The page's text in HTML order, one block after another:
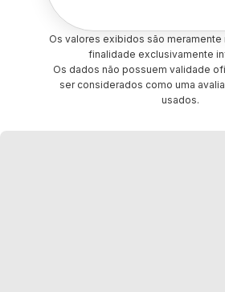
Os valores exibidos são
finalidade exclusivamente
Os dados não possuem validade
ser considerados como uma
usados.